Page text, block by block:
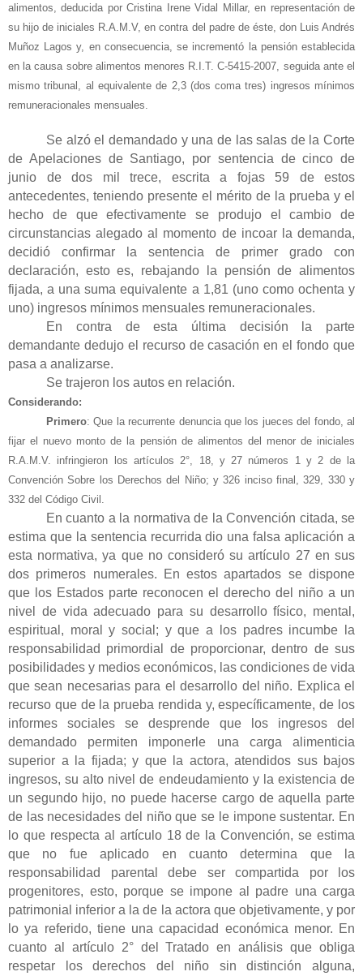
alimentos, deducida por Cristina Irene Vidal Millar, en representación de
su hijo de iniciales R.A.M.V, en contra del padre de éste, don Luis Andrés
Muñoz Lagos y, en consecuencia, se incrementó la pensión establecida
en la causa sobre alimentos menores R.I.T. C-5415-2007, seguida ante el
mismo tribunal, al equivalente de 2,3 (dos coma tres) ingresos mínimos
remuneracionales mensuales.
Se alzó el demandado y una de las salas de la Corte
de Apelaciones de Santiago, por sentencia de cinco de
junio de dos mil trece, escrita a fojas 59 de estos
antecedentes, teniendo presente el mérito de la prueba y el
hecho de que efectivamente se produjo el cambio de
circunstancias alegado al momento de incoar la demanda,
decidió confirmar la sentencia de primer grado con
declaración, esto es, rebajando la pensión de alimentos
fijada, a una suma equivalente a 1,81 (uno como ochenta y
uno) ingresos mínimos mensuales remuneracionales.
En contra de esta última decisión la parte
demandante dedujo el recurso de casación en el fondo que
pasa a analizarse.
Se trajeron los autos en relación.
Considerando:
Primero: Que la recurrente denuncia que los jueces del fondo, al
fijar el nuevo monto de la pensión de alimentos del menor de iniciales
R.A.M.V. infringieron los artículos 2°, 18, y 27 números 1 y 2 de la
Convención Sobre los Derechos del Niño; y 326 inciso final, 329, 330 y
332 del Código Civil.
En cuanto a la normativa de la Convención citada, se
estima que la sentencia recurrida dio una falsa aplicación a
esta normativa, ya que no consideró su artículo 27 en sus
dos primeros numerales. En estos apartados se dispone
que los Estados parte reconocen el derecho del niño a un
nivel de vida adecuado para su desarrollo físico, mental,
espiritual, moral y social; y que a los padres incumbe la
responsabilidad primordial de proporcionar, dentro de sus
posibilidades y medios económicos, las condiciones de vida
que sean necesarias para el desarrollo del niño. Explica el
recurso que de la prueba rendida y, específicamente, de los
informes sociales se desprende que los ingresos del
demandado permiten imponerle una carga alimenticia
superior a la fijada; y que la actora, atendidos sus bajos
ingresos, su alto nivel de endeudamiento y la existencia de
un segundo hijo, no puede hacerse cargo de aquella parte
de las necesidades del niño que se le impone sustentar. En
lo que respecta al artículo 18 de la Convención, se estima
que no fue aplicado en cuanto determina que la
responsabilidad parental debe ser compartida por los
progenitores, esto, porque se impone al padre una carga
patrimonial inferior a la de la actora que objetivamente, y por
lo ya referido, tiene una capacidad económica menor. En
cuanto al artículo 2° del Tratado en análisis que obliga
respetar los derechos del niño sin distinción alguna,